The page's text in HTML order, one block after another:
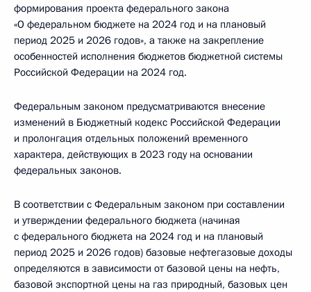
формирования проекта федерального закона
«О федеральном бюджете на 2024 год и на плановый
период 2025 и 2026 годов», а также на закрепление
особенностей исполнения бюджетов бюджетной системы
Российской Федерации на 2024 год.
Федеральным законом предусматриваются внесение
изменений в Бюджетный кодекс Российской Федерации
и пролонгация отдельных положений временного
характера, действующих в 2023 году на основании
федеральных законов.
В соответствии с Федеральным законом при составлении
и утверждении федерального бюджета (начиная
с федерального бюджета на 2024 год и на плановый
период 2025 и 2026 годов) базовые нефтегазовые доходы
определяются в зависимости от базовой цены на нефть,
базовой экспортной цены на газ природный, базовых цен